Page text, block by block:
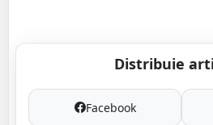
Distribuie
Facebook